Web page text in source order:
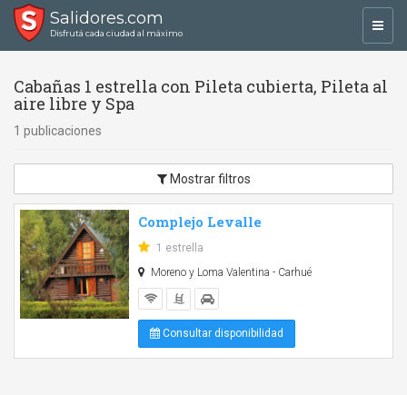
Salidores.com
Disfrutá cada ciudad al máximo
Cabañas 1 estrella con Pileta cubierta, Pileta al
aire libre y Spa
1 publicaciones
Mostrar filtros
Complejo Levalle
1 estrella
Moreno y Loma Valentina - Carhué
Consultar disponibilidad